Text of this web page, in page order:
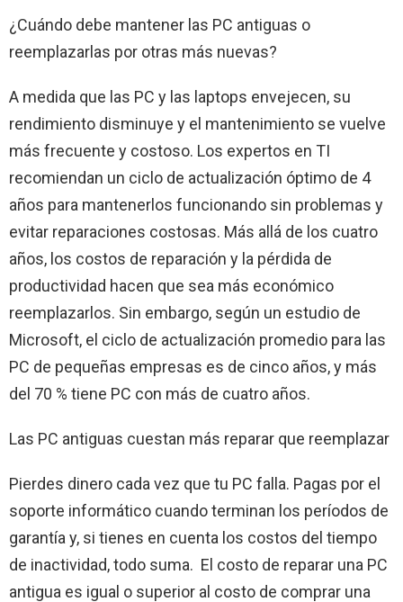
¿Cuándo debe mantener las PC antiguas o
reemplazarlas por otras más nuevas?
A medida que las PC y las laptops envejecen, su
rendimiento disminuye y el mantenimiento se vuelve
más frecuente y costoso. Los expertos en TI
recomiendan un ciclo de actualización óptimo de 4
años para mantenerlos funcionando sin problemas y
evitar reparaciones costosas. Más allá de los cuatro
años, los costos de reparación y la pérdida de
productividad hacen que sea más económico
reemplazarlos. Sin embargo, según un estudio de
Microsoft, el ciclo de actualización promedio para las
PC de pequeñas empresas es de cinco años, y más
del 70 % tiene PC con más de cuatro años.
Las PC antiguas cuestan más reparar que reemplazar
Pierdes dinero cada vez que tu PC falla. Pagas por el
soporte informático cuando terminan los períodos de
garantía y, si tienes en cuenta los costos del tiempo
de inactividad, todo suma. El costo de reparar una PC
antigua es igual o superior al costo de comprar una